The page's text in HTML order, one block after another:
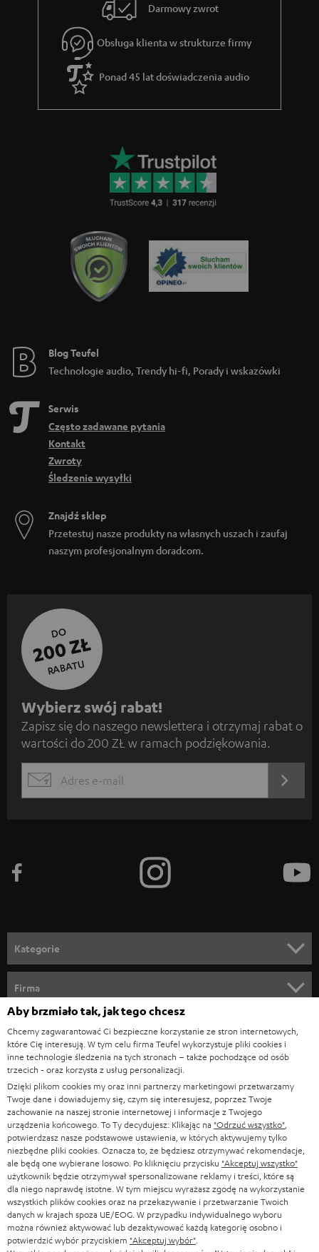
e
g
w
a
r
Darmowy zwrot
Obsługa klienta w strukturze firmy
Ponad 45 lat doświadczenia audio
Blog Teufel
Technologie audio, Trendy hi-fi, Porady i wskazówki
Serwis
Często zadawane pytania
Kontakt
Zwroty
Śledzenie wysyłki
Znajdź sklep
Przetestuj nasze produkty na własnych uszach i zaufaj
naszym profesjonalnym doradcom.
DO
200 ZŁ
RABATU
Z
a
p
s
ę
n
e
w
s
l
e
t
t
e
r
a
Wybierz swój rabat!
Zapisz się do naszego newslettera i otrzymaj rabat o
wartości do 200 ZŁ w ramach podziękowania.
EMAIL
Kategorie
KOMPLETNE SYSTEMY
SOUNDBARY
GŁOŚNIKI HIFI
SMART HOME
BLUETOOTH
SŁUCHAWKI
SŁUCHAWKI BLUETOOTH
WIEŻE HI-FI
Firma
WSPARCIE
KARIERA
KONTAKT PRASOWY
B2B
BLOG
NEWSLETTER
SKLEPY
KORZYŚCI
Sklepy internetowe Teufel
NIEMCY
AUSTRIA
SZWAJCARIA
HOLANDIA
BELGIA
Aby brzmiało tak, jak tego chcesz
Chcemy zagwarantować Ci bezpieczne korzystanie ze stron internetowych,
które Cię interesują. W tym celu firma Teufel wykorzystuje pliki cookies i
inne technologie śledzenia na tych stronach – także pochodzące od osób
trzecich - oraz korzysta z usług personalizacji.
Dzięki plikom cookies my oraz inni partnerzy marketingowi przetwarzamy
Twoje dane i dowiadujemy się, czym się interesujesz, poprzez Twoje
zachowanie na naszej stronie internetowej i informacje z Twojego
urządzenia końcowego. To Ty decydujesz: Klikając na "Odrzuć wszystko"
potwierdzasz nasze podstawowe ustawienia, w których aktywujemy tylko
niezbędne pliki cookies. Oznacza to, że będziesz otrzymywać rekomendacje,
ale będą one wybierane losowo. Po kliknięciu przycisku "Akceptuj wszystko"
użytkownik będzie otrzymywał spersonalizowane reklamy i treści, które są
dla niego naprawdę istotne. W tym miejscu wyrażasz zgodę na wykorzystanie
wszystkich plików cookies oraz na przekazywanie i przetwarzanie Twoich
danych w krajach spoza UE/EOG. W przypadku indywidualnego wyboru
można również aktywować lub dezaktywować każdą kategorię osobno i
potwierdzić wybór przyciskiem "Akceptuj wybór"